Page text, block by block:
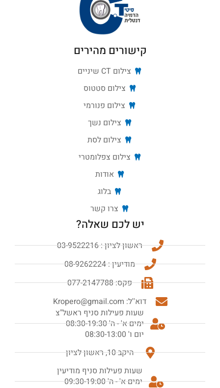
קישורים מהירים
צילום CT שיניים
צילום סטטוס
צילום פנורמי
צילום נשך
צילום לסת
צילום צפלומטרי
אודות
בלוג
צרו קשר
יש לכם שאלה?
ראשון לציון : 03-9522216
מודיעין : 08-9262224
פקס: 077-2147788
דוא''ל: Kropero@gmail.com
שעות פעילות סניף ראשל"צ
ימים א' - ה' 08:30-19:30
יום ו' 08:30-13:00
היקב 10, ראשון לציון
שעות פעילות סניף מודיעין
ימים א' - ה' 09:30-19:00